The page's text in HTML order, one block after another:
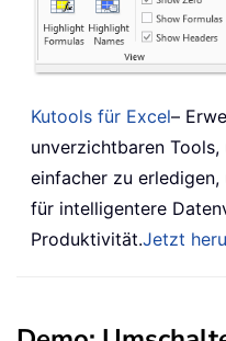
Kutools für Excel–
unverzichtbaren
einfacher zu erledigen,
für intelligentere
Produktivität.Jetzt